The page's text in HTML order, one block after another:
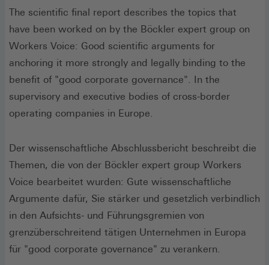
The scientific final report describes the topics that
have been worked on by the Böckler expert group on
Workers Voice: Good scientific arguments for
anchoring it more strongly and legally binding to the
benefit of "good corporate governance". In the
supervisory and executive bodies of cross-border
operating companies in Europe.
Der wissenschaftliche Abschlussbericht beschreibt die
Themen, die von der Böckler expert group Workers
Voice bearbeitet wurden: Gute wissenschaftliche
Argumente dafür, Sie stärker und gesetzlich verbindlich
in den Aufsichts- und Führungsgremien von
grenzüberschreitend tätigen Unternehmen in Europa
für "good corporate governance" zu verankern.